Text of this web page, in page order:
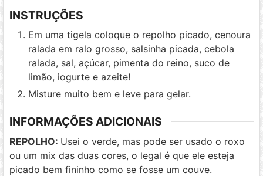
INSTRUÇÕES
Em uma tigela coloque o repolho picado, cenoura
ralada em ralo grosso, salsinha picada, cebola
ralada, sal, açúcar, pimenta do reino, suco de
limão, iogurte e azeite!
Misture muito bem e leve para gelar.
INFORMAÇÕES ADICIONAIS
REPOLHO: Usei o verde, mas pode ser usado o roxo
ou um mix das duas cores, o legal é que ele esteja
picado bem fininho como se fosse um couve.